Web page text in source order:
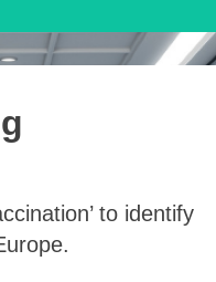
to identify